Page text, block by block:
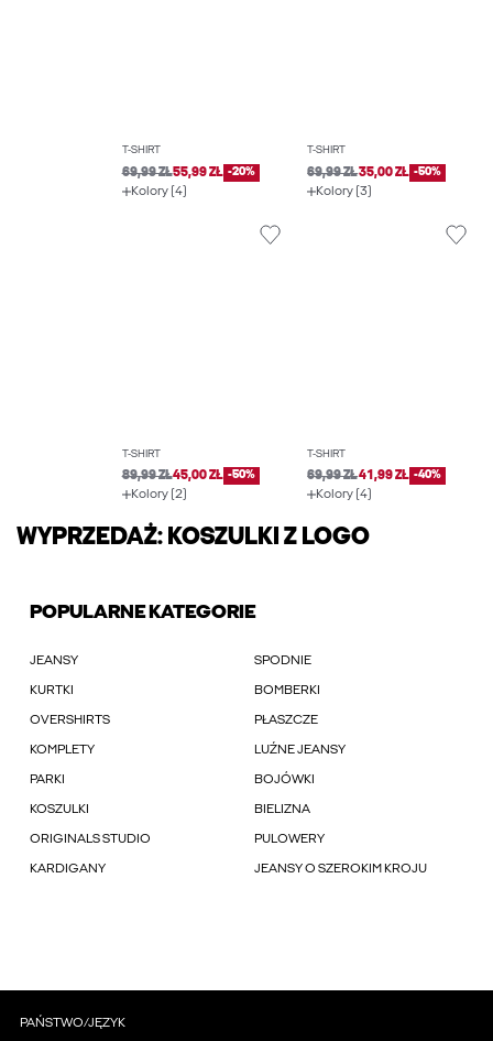
T-SHIRT
69,99 ZŁ55,99 ZŁ -20%
Kolory (4)
T-SHIRT
69,99 ZŁ35,00 ZŁ -50%
Kolory (3)
T-SHIRT
89,99 ZŁ45,00 ZŁ -50%
Kolory (2)
T-SHIRT
69,99 ZŁ41,99 ZŁ -40%
Kolory (4)
WYPRZEDAŻ: KOSZULKI Z LOGO
POPULARNE KATEGORIE
JEANSY SPODNIE
KURTKI BOMBERKI
OVERSHIRTS PŁASZCZE
KOMPLETY LUŹNE JEANSY
PARKI BOJÓWKI
KOSZULKI BIELIZNA
ORIGINALS STUDIO PULOWERY
KARDIGANY JEANSY O SZEROKIM KROJU
PAŃSTWO/JĘZYK